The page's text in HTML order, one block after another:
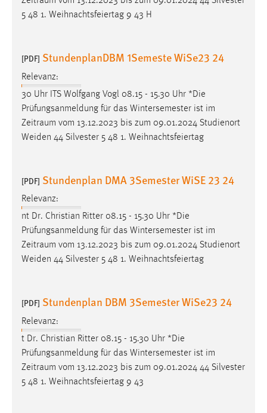
5 48 1. Weihnachtsfeiertag 9 43 H
[PDF] StundenplanDBM 1Semeste WiSe23 24
Relevanz:
30 Uhr ITS Wolfgang Vogl 08.15 - 15.30 Uhr *Die
Prüfungsanmeldung für das Wintersemester ist im
Zeitraum vom 13.12.2023 bis zum 09.01.2024 Studienort
Weiden 44 Silvester 5 48 1. Weihnachtsfeiertag
[PDF] Stundenplan DMA 3Semester WiSE 23 24
Relevanz:
nt Dr. Christian Ritter 08.15 - 15.30 Uhr *Die
Prüfungsanmeldung für das Wintersemester ist im
Zeitraum vom 13.12.2023 bis zum 09.01.2024 Studienort
Weiden 44 Silvester 5 48 1. Weihnachtsfeiertag
[PDF] Stundenplan DBM 3Semester WiSe23 24
Relevanz:
t Dr. Christian Ritter 08.15 - 15.30 Uhr *Die
Prüfungsanmeldung für das Wintersemester ist im
Zeitraum vom 13.12.2023 bis zum 09.01.2024 44 Silvester
5 48 1. Weihnachtsfeiertag 9 43